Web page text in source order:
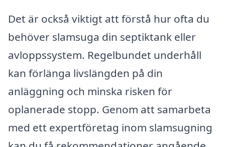
Det är också viktigt att förstå hur ofta du
behöver slamsuga din septiktank eller
avloppssystem. Regelbundet underhåll
kan förlänga livslängden på din
anläggning och minska risken för
oplanerade stopp. Genom att samarbeta
med ett expertföretag inom slamsugning